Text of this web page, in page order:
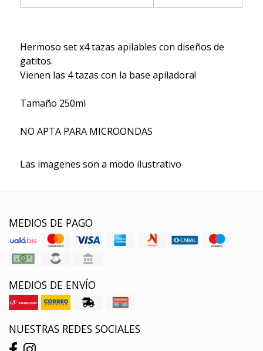
Hermoso set x4 tazas apilables con diseños de
gatitos.
Vienen las 4 tazas con la base apiladora!
Tamaño 250ml
NO APTA PARA MICROONDAS
Las imagenes son a modo ilustrativo
MEDIOS DE PAGO
MEDIOS DE ENVÍO
NUESTRAS REDES SOCIALES